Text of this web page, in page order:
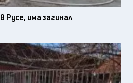
Русе, има загинал